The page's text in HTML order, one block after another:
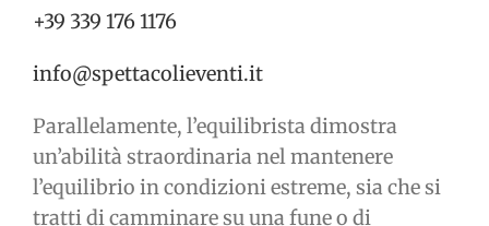
+39 339 176 1176
info@spettacolieventi.it
Parallelamente, l’equilibrista dimostra
un’abilità straordinaria nel mantenere
l’equilibrio in condizioni estreme, sia che si
tratti di camminare su una fune o di